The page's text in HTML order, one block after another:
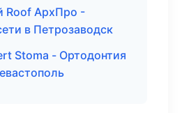
Roof АрхПро -
в Петрозаводск
Stoma - Ортодонтия